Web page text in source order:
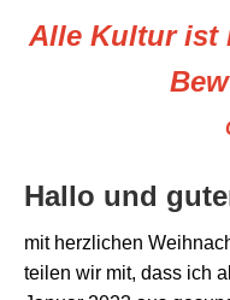
Alle Kultur ist
Hallo und
mit herzlichen
teilen wir mit, dass ich